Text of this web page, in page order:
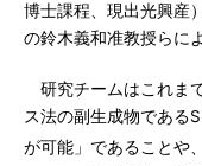
博士課程、現出光興産
の鈴木義和准教授らに
研究チームはこれま
ス法の副生成物である
が可能」であることや